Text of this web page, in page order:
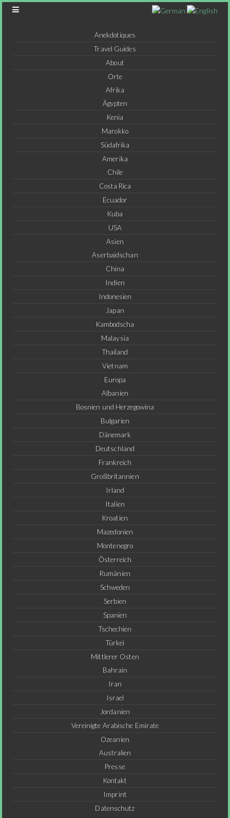
Anekdotiques
Travel Guides
About
Orte
Afrika
Ägypten
Kenia
Marokko
Südafrika
Amerika
Chile
Costa Rica
Ecuador
Kuba
USA
Asien
Aserbaidschan
China
Indien
Indonesien
Japan
Kambodscha
Malaysia
Thailand
Vietnam
Europa
Albanien
Bosnien und Herzegowina
Bulgarien
Dänemark
Deutschland
Frankreich
Großbritannien
Irland
Italien
Kroatien
Mazedonien
Montenegro
Österreich
Rumänien
Schweden
Serbien
Spanien
Tschechien
Türkei
Mittlerer Osten
Bahrain
Iran
Israel
Jordanien
Vereinigte Arabische Emirate
Ozeanien
Australien
Presse
Kontakt
Imprint
Datenschutz